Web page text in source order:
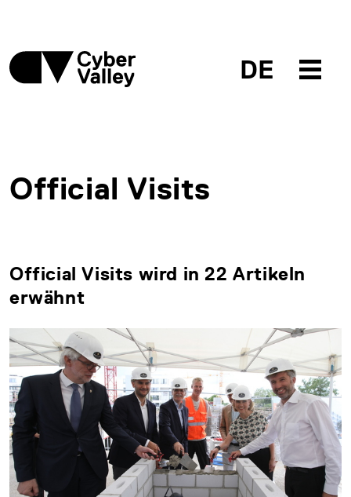
DE
Official Visits
Official Visits wird in 22 Artikeln
erwähnt